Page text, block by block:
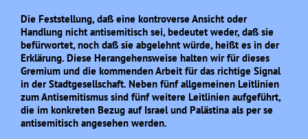
Die Feststellung, daß eine kontroverse Ansicht oder
Handlung nicht antisemitisch sei, bedeutet weder, daß sie
befürwortet, noch daß sie abgelehnt würde, heißt es in der
Erklärung. Diese Herangehensweise halten wir für dieses
Gremium und die kommenden Arbeit für das richtige Signal
in der Stadtgesellschaft. Neben fünf allgemeinen Leitlinien
zum Antisemitismus sind fünf weitere Leitlinien aufgeführt,
die im konkreten Bezug auf Israel und Palästina als per se
antisemitisch angesehen werden.